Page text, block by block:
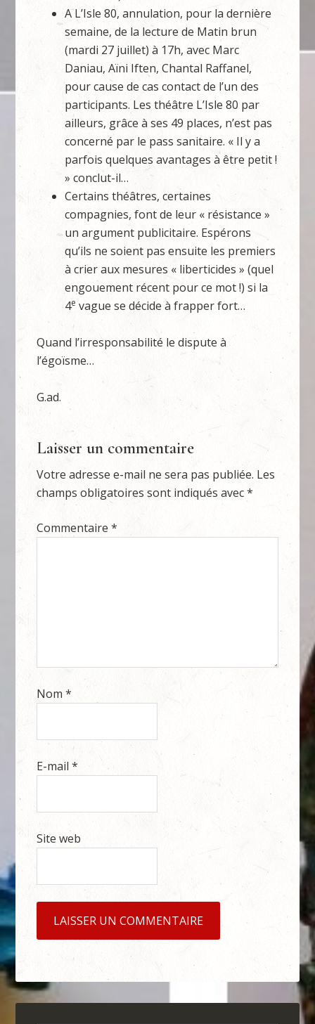
A L’Isle 80, annulation, pour la dernière
semaine, de la lecture de Matin brun
(mardi 27 juillet) à 17h, avec Marc
Daniau, Aïni Iften, Chantal Raffanel,
pour cause de cas contact de l’un des
participants. Les théâtre L’Isle 80 par
ailleurs, grâce à ses 49 places, n’est pas
concerné par le pass sanitaire. « Il y a
parfois quelques avantages à être petit !
» conclut-il…
Certains théâtres, certaines
compagnies, font de leur « résistance »
un argument publicitaire. Espérons
qu’ils ne soient pas ensuite les premiers
à crier aux mesures « liberticides » (quel
engouement récent pour ce mot !) si la
4e vague se décide à frapper fort…
Quand l’irresponsabilité le dispute à
l’égoïsme…
G.ad.
Laisser un commentaire
Votre adresse e-mail ne sera pas publiée. Les
champs obligatoires sont indiqués avec*
Commentaire*
Nom*
E-mail*
Site web